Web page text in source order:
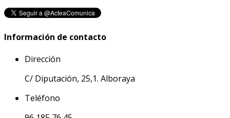
Información de contacto
Dirección
C/ Diputación, 25,1. Alboraya
Teléfono